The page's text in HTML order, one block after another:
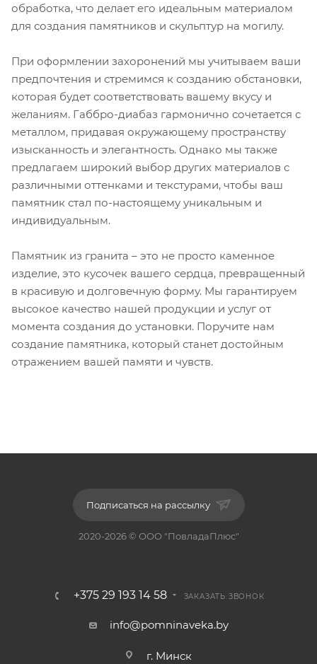
обработка, что делает его идеальным материалом
для создания памятников и скульптур на могилу.
При оформлении захоронений мы учитываем ваши
предпочтения и стремимся к созданию обстановки,
которая будет соответствовать вашему вкусу и
желаниям. Габбро-диабаз гармонично сочетается с
металлом, придавая окружающему пространству
изысканность и элегантность. Однако мы также
предлагаем широкий выбор других материалов с
различными оттенками и текстурами, чтобы ваш
памятник стал по-настоящему уникальным и
индивидуальным.
Памятник из гранита – это не просто каменное
изделие, это кусочек вашего сердца, превращенный
в красивую и долговечную форму. Мы гарантируем
высокое качество нашей продукции и услуг от
момента создания до установки. Поручите нам
создание памятника, который станет достойным
отражением вашей памяти и чувств.
Подписаться на рассылку
2020-2026 © ООО "ПовладаПлюс"
+375 29 193 14 58 ЗАКАЗАТЬ ЗВОНОК
info@pomninaveka.by
г. Минск